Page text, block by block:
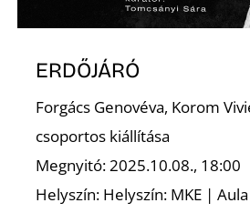
ERDŐJÁRÓ
Forgács Genovéva, Korom
csoportos kiállítása
Megnyitó: 2025.10.08., 18:00
Helyszín: Helyszín: MKE | Aula